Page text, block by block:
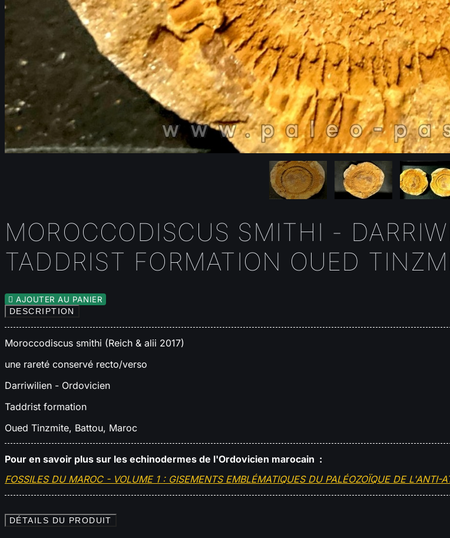
MOROCCODISCUS SMITHI -
TADDRIST FORMATION OUED
 AJOUTER AU PANIER
DESCRIPTION
Moroccodiscus smithi (Reich & alii 2017)
une rareté conservé recto/verso
Darriwilien - Ordovicien
Taddrist formation
Oued Tinzmite, Battou, Maroc
Pour en savoir plus sur les echinodermes de l'Ordovicien marocain :
FOSSILES DU MAROC - VOLUME 1 : GISEMENTS EMBLÉMATIQUES DU PALÉOZOÏQUE DE L'ANTI-
DÉTAILS DU PRODUIT